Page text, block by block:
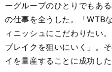
ーグループのひとりでもあ
の仕事を全うした。「WTB
ィニッシュにこだわりたい
ブレイクを狙いにいく」。
イを量産することに成功した